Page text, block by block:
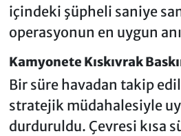
içindeki şüpheli saniye
operasyonun en uygun
Kamyonete Kıskıvrak
Bir süre havadan takip
stratejik müdahalesiyle
durduruldu. Çevresi kısa